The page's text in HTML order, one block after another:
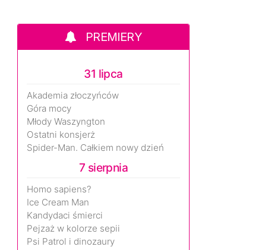
PREMIERY
31 lipca
Akademia złoczyńców
Góra mocy
Młody Waszyngton
Ostatni konsjerż
Spider-Man. Całkiem nowy dzień
7 sierpnia
Homo sapiens?
Ice Cream Man
Kandydaci śmierci
Pejzaż w kolorze sepii
Psi Patrol i dinozaury